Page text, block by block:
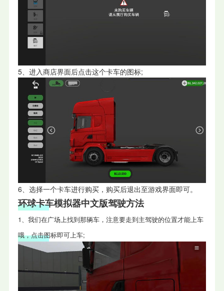
5、进入商店界面后点击这个卡车的图标;
6、选择一个卡车进行购买，购买后退出至游戏界面即可。
环球卡车模拟器中文版驾驶方法
1、我们在广场上找到那辆车，注意要走到主驾驶的位置才能上车
哦，点击图标即可上车;